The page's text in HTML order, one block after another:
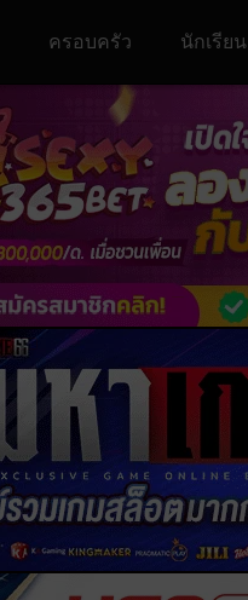
ครอบครัว นักเรียน